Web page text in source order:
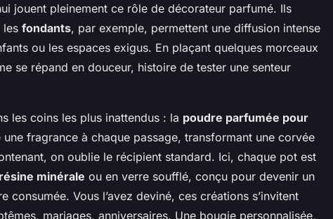
jouent pleinement ce rôle de décorateur parfumé. Ils
les fondants, par exemple, permettent une diffusion intense
ou les espaces exigus. En plaçant quelques morceaux
se répand en douceur, histoire de tester une senteur
les coins les plus inattendus : la poudre parfumée pour
fragrance à chaque passage, transformant une corvée
on oublie le récipient standard. Ici, chaque pot est
résine minérale ou en verre soufflé, conçu pour devenir un
consumée. Vous l’avez deviné, ces créations s’invitent
mariages, anniversaires. Une bougie personnalisée,